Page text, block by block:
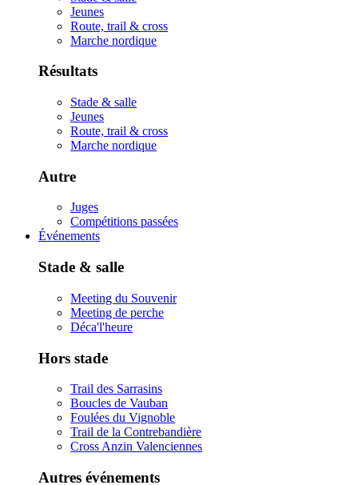
Jeunes
Route, trail & cross
Marche nordique
Résultats
Stade & salle
Jeunes
Route, trail & cross
Marche nordique
Autre
Juges
Compétitions passées
Événements
Stade & salle
Meeting du Souvenir
Meeting de perche
Déca'l'heure
Hors stade
Trail des Sarrasins
Boucles de Vauban
Foulées du Vignoble
Trail de la Contrebandière
Cross Anzin Valenciennes
Autres événements